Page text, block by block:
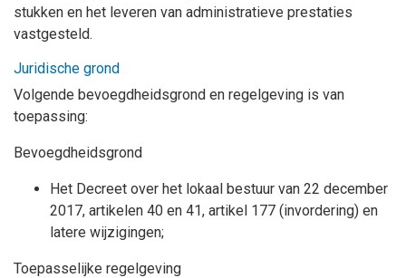
stukken en het leveren van administratieve prestaties
vastgesteld.
Juridische grond
Volgende bevoegdheidsgrond en regelgeving is van
toepassing:
Bevoegdheidsgrond
Het Decreet over het lokaal bestuur van 22 december
2017, artikelen 40 en 41, artikel 177 (invordering) en
latere wijzigingen;
Toepasselijke regelgeving